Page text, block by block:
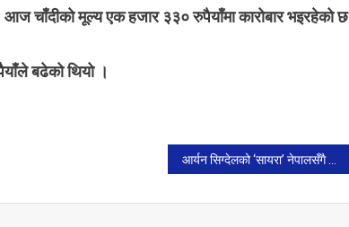
चाँदीको मूल्य एक हजार ३३० रुपैयाँमा कारोबार भइरहेको छ
बढेको थियो ।